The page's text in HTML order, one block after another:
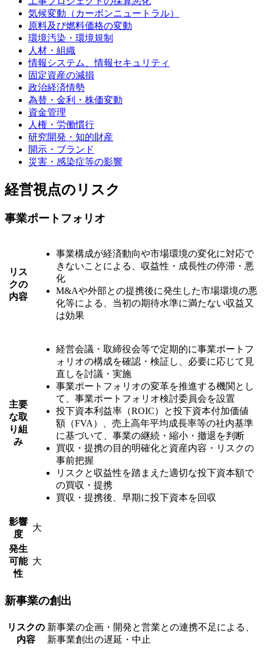
気候変動（カーボンニュートラル）
原料及び燃料価格の変動
環境汚染・環境規制
人材・組織
情報システム、情報セキュリティ
固定資産の減損
政治経済情勢
為替・金利・株価変動
資金管理
人権・労働慣行
研究開発・知的財産
開示・ブランド
災害・感染症等の影響
経営視点のリスク
事業ポートフォリオ
リス
クの
内容
事業構成が経済動向や市場環境の変化に対応で
きないことによる、収益性・成長性の停滞・悪
化
M&Aや外部との提携後に発生した市場環境の悪
化等による、当初の期待水準に満たない収益又
は効果
主要
な取
り組
み
経営会議・取締役会等で定期的に事業ポートフ
ォリオの構成を確認・検証し、必要に応じて見
直しを討議・実施
事業ポートフォリオの変革を推進する機関とし
て、事業ポートフォリオ検討委員会を設置
投下資本利益率（ROIC）と投下資本付加価値
額（FVA）、売上高年平均成長率等の社内基準
に基づいて、事業の継続・縮小・撤退を判断
買収・提携の目的明確化と資産内容・リスクの
事前把握
リスクと収益性を踏まえた適切な投下資本額で
の買収・提携
買収・提携後、早期に投下資本を回収
影響
度
大
発生
可能
性
大
新事業の創出
リスクの
内容
新事業の企画・開発と営業との連携不足による、
新事業創出の遅延・中止